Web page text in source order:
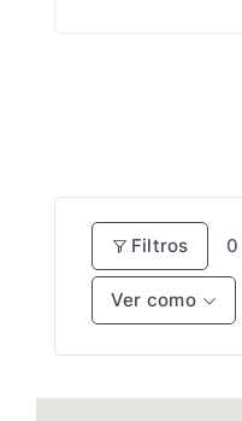
Filtros 0
Ver como